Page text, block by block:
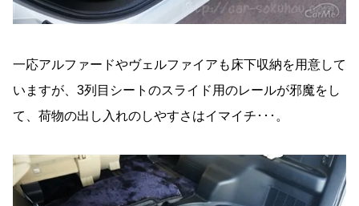
一応アルファードやヴェルファイアも床下収納を用意して
いますが、3列目シートのスライド用のレールが邪魔をし
て、荷物の出し入れのしやすさはイマイチ･･･。